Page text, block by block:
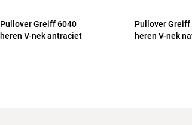
Pullover Greiff 6040
heren V-nek antraciet
Pullover Greiff
heren V-nek